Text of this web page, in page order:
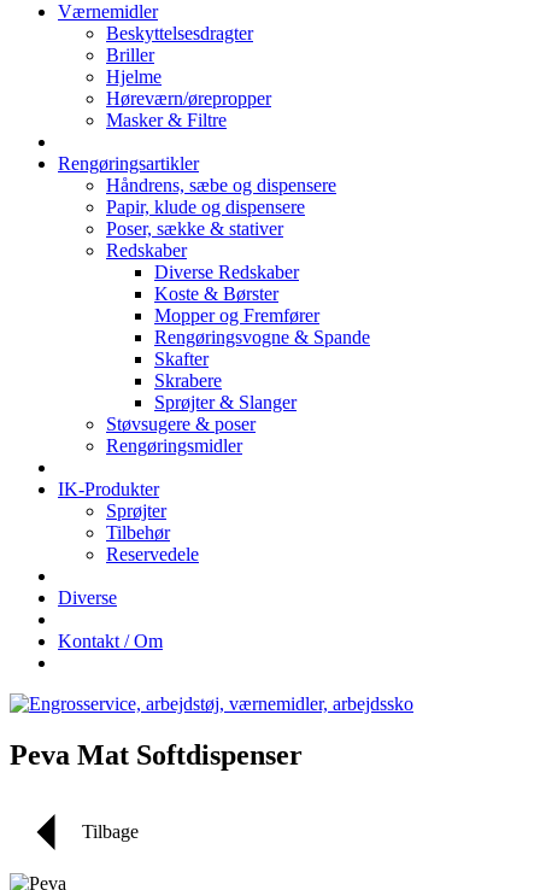
Værnemidler
Beskyttelsesdragter
Briller
Hjelme
Høreværn/ørepropper
Masker & Filtre
Rengøringsartikler
Håndrens, sæbe og dispensere
Papir, klude og dispensere
Poser, sække & stativer
Redskaber
Diverse Redskaber
Koste & Børster
Mopper og Fremfører
Rengøringsvogne & Spande
Skafter
Skrabere
Sprøjter & Slanger
Støvsugere & poser
Rengøringsmidler
IK-Produkter
Sprøjter
Tilbehør
Reservedele
Diverse
Kontakt / Om
Peva Mat Softdispenser
Tilbage